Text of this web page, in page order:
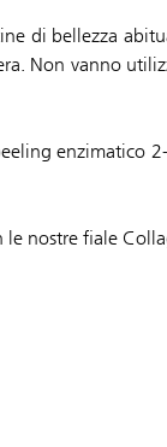
di bellezza
Non vanno
enzimatico
le nostre fiale